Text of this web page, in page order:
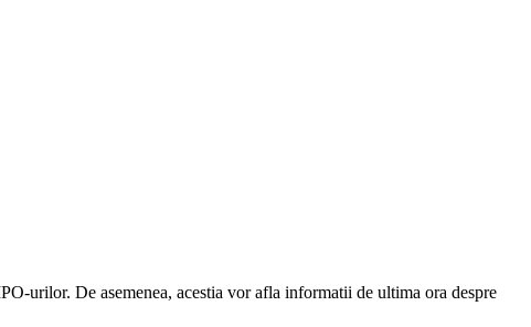
urilor. De asemenea, acestia vor afla informatii de ultima ora despre